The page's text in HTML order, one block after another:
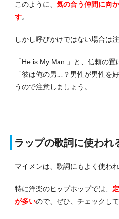
このように、 気の合う仲間に向
す。
しかし呼びかけではない場合は
「He is My Man.」と、信頼の
「彼は俺の男…？男性が男性を
うので注意しましょう。
ラップの歌詞に使われ
マイメンは、歌詞にもよく使われ
特に洋楽のヒップホップでは、
が多いので、ぜひ、チェックして